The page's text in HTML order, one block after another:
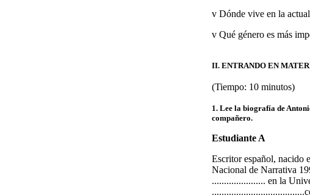
v Dónde vive en la
v Qué género es más
II. ENTRANDO EN
(Tiempo: 10 minutos)
1. Lee la biografía de
compañero.
Estudiante A
Escritor español, nacido
Nacional de Narrativa
...................... en la